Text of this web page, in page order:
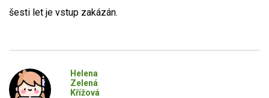
šesti let je vstup zakázán.
Helena
Zelená
Křížová